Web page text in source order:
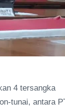
4 tersangka
tunai, antara